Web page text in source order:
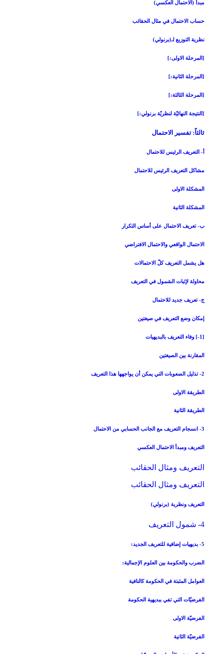
مبدأ (الاحتمال العكسي)
حساب الاحتمال في مثال الحقائب
نظرية التوزيع لـ(برنولي)
[المرحلة الاولى‏:]
[المرحلة الثانية:]
[المرحلة الثالثة:]
[النتيجة النهائيّة لنظريّة برنولي:]
ثالثاً: تفسير الاحتمال‏
أ- التعريف الرئيس للاحتمال‏
مشاكل التعريف الرئيس للاحتمال
المشكلة الاولى
المشكلة الثانية
ب- تعريف الاحتمال على أساس التكرار
الاحتمال الواقعي والاحتمال الافتراضي
هل يشمل التعريف كلّ الاحتمالات
محاولة لإثبات الشمول في التعريف
ج- تعريف جديد للاحتمال‏
إمكان وضع التعريف في صيغتين
[1-] وفاء التعريف بالبديهيات
المقارنة بين الصيغتين
2- تذليل الصعوبات التي يمكن أن يواجهها هذا التعريف
الطريقة الاولى
الطريقة الثانية
3- انسجام التعريف مع الجانب الحسابي من الاحتمال‏
التعريف ومبدأ الاحتمال العكسي
التعريف ومثال الحقائب
التعريف ومثال الحقائب
التعريف ونظرية (برنولي)
4- شمول التعريف
5- بديهيات إضافية للتعريف الجديد:
الضرب والحكومة بين العلوم الإجمالية:
العوامل المثبتة في الحكومة كالنافية
الفرضيّات التي تفي ببديهية الحكومة
الفرضيّة الاولى
الفرضيّة الثانية